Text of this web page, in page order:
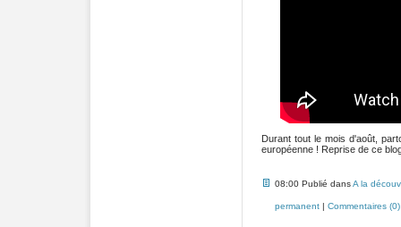
Durant tout le mois d'août,
européenne ! Reprise de ce
08:00 Publié dansA la
permanent| Commentaires (0)